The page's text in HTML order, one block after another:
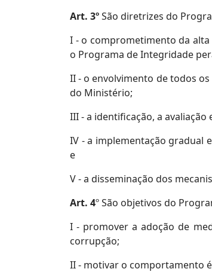
Art. 3ºSão diretrizes do
I - o comprometimento da
o Programa de Integridade
II - o envolvimento de todos
do Ministério;
III - a identificação, a
IV - a implementação gradual
e
V - a disseminação dos
Art. 4º São objetivos do
I - promover a adoção de
corrupção;
II - motivar o comportamento